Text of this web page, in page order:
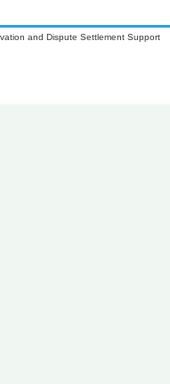
and Dispute Settlement Support